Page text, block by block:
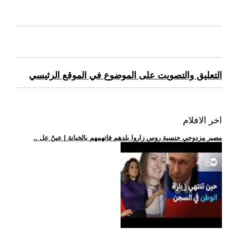
التعليق والتصويت على الموضوع في الموقع الرئيسي
اخر الافلام
.. مصير مزدوجي جنسية روس زاروا بلدهم فاتهمهم بالخيانة | عينٌ عل